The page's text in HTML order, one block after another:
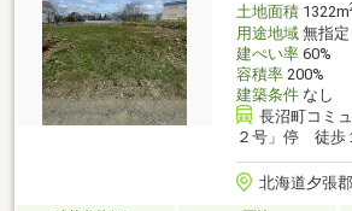
土地面積1322m
用途地域無指定
建ぺい率60%
容積率200%
建築条件なし
長沼町コミ
２号」停 徒歩
北海道夕張